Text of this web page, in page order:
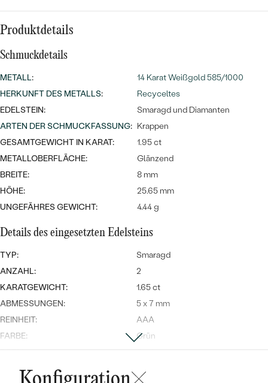
Wave Kollektion
ANSEHEN
PERSONALISIERT
SYMBOLISCH
NACH ANLASS
NACH DER FARBE
NACH DER FORM
MASSGEFERTIGTER
DIAMANTEN
Meistverkaufte
Ohrrinnge
ANSEHEN
Personalisierte
Halsketten
ANSEHEN
Meistverkaufte
ANSEHEN
Produktdetails
Schmuckdetails
METALL:
14 Karat Weißgold 585/1000
HERKUNFT DES METALLS:
Recyceltes
EDELSTEIN:
Smaragd und Diamanten
ARTEN DER SCHMUCKFASSUNG: Krappen
GESAMTGEWICHT IN KARAT:
1.95 ct
METALLOBERFLÄCHE:
Glänzend
BREITE:
8 mm
HÖHE:
25.65 mm
UNGEFÄHRES GEWICHT:
4.44 g
Details des eingesetzten Edelsteins
TYP:
Smaragd
ANZAHL:
2
KARATGEWICHT:
1.65 ct
ABMESSUNGEN:
5 x 7 mm
REINHEIT:
AAA
FARBE:
Grün
FORM:
Oval
HERKUNFT: